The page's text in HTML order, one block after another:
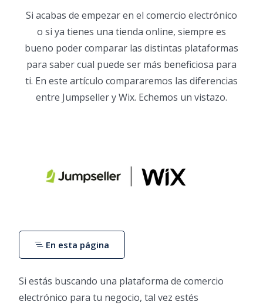
Si acabas de empezar en el comercio electrónico
o si ya tienes una tienda online, siempre es
bueno poder comparar las distintas plataformas
para saber cual puede ser más beneficiosa para
ti. En este artículo compararemos las diferencias
entre Jumpseller y Wix. Echemos un vistazo.
Si estás buscando una plataforma de comercio
electrónico para tu negocio, tal vez estés
En esta página